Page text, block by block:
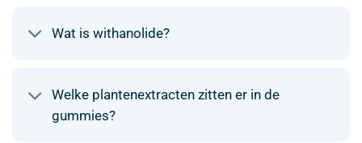
Wat is withanolide?
Welke plantenextracten zitten er in de
gummies?